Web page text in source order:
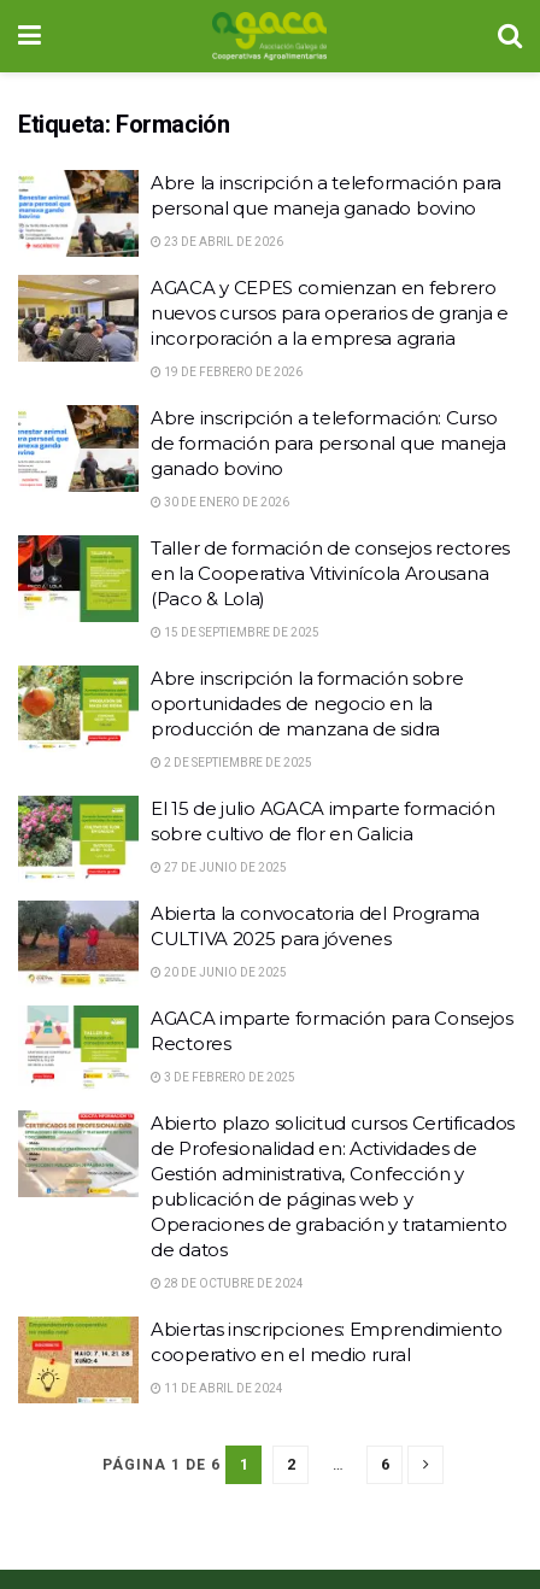
Etiqueta: Formación
Abre la inscripción a teleformación para
personal que maneja ganado bovino
23 DE ABRIL DE 2026
AGACA y CEPES comienzan en febrero
nuevos cursos para operarios de granja e
incorporación a la empresa agraria
19 DE FEBRERO DE 2026
Abre inscripción a teleformación: Curso
de formación para personal que maneja
ganado bovino
30 DE ENERO DE 2026
Taller de formación de consejos rectores
en la Cooperativa Vitivinícola Arousana
(Paco & Lola)
15 DE SEPTIEMBRE DE 2025
Abre inscripción la formación sobre
oportunidades de negocio en la
producción de manzana de sidra
2 DE SEPTIEMBRE DE 2025
El 15 de julio AGACA imparte formación
sobre cultivo de flor en Galicia
27 DE JUNIO DE 2025
Abierta la convocatoria del Programa
CULTIVA 2025 para jóvenes
20 DE JUNIO DE 2025
AGACA imparte formación para Consejos
Rectores
3 DE FEBRERO DE 2025
Abierto plazo solicitud cursos Certificados
de Profesionalidad en: Actividades de
Gestión administrativa, Confección y
publicación de páginas web y
Operaciones de grabación y tratamiento
de datos
28 DE OCTUBRE DE 2024
Abiertas inscripciones: Emprendimiento
cooperativo en el medio rural
11 DE ABRIL DE 2024
PÁGINA 1 DE 6 1 2 … 6